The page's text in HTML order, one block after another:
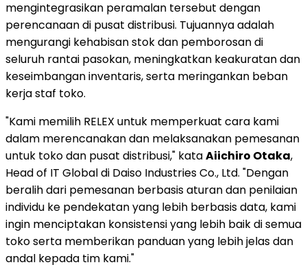
mengintegrasikan peramalan tersebut dengan
perencanaan di pusat distribusi. Tujuannya adalah
mengurangi kehabisan stok dan pemborosan di
seluruh rantai pasokan, meningkatkan keakuratan dan
keseimbangan inventaris, serta meringankan beban
kerja staf toko.
"Kami memilih RELEX untuk memperkuat cara kami
dalam merencanakan dan melaksanakan pemesanan
untuk toko dan pusat distribusi," kataAiichiro Otaka,
Head of IT Global di Daiso Industries Co., Ltd. "Dengan
beralih dari pemesanan berbasis aturan dan penilaian
individu ke pendekatan yang lebih berbasis data, kami
ingin menciptakan konsistensi yang lebih baik di semua
toko serta memberikan panduan yang lebih jelas dan
andal kepada tim kami."